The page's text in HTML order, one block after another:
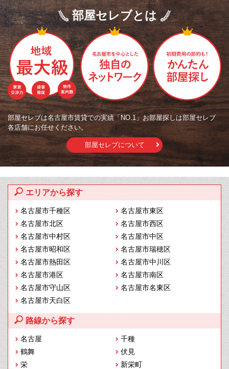
部屋セレブとは
部屋セレブは名古屋市賃貸での実績「NO.1」お部屋探しは部屋セレブ
各店舗にお任せください。
部屋セレブについて
エリアから探す
名古屋市千種区
名古屋市東区
名古屋市北区
名古屋市西区
名古屋市中村区
名古屋市中区
名古屋市昭和区
名古屋市瑞穂区
名古屋市熱田区
名古屋市中川区
名古屋市港区
名古屋市南区
名古屋市守山区
名古屋市名東区
名古屋市天白区
路線から探す
名古屋
千種
鶴舞
伏見
栄
新栄町